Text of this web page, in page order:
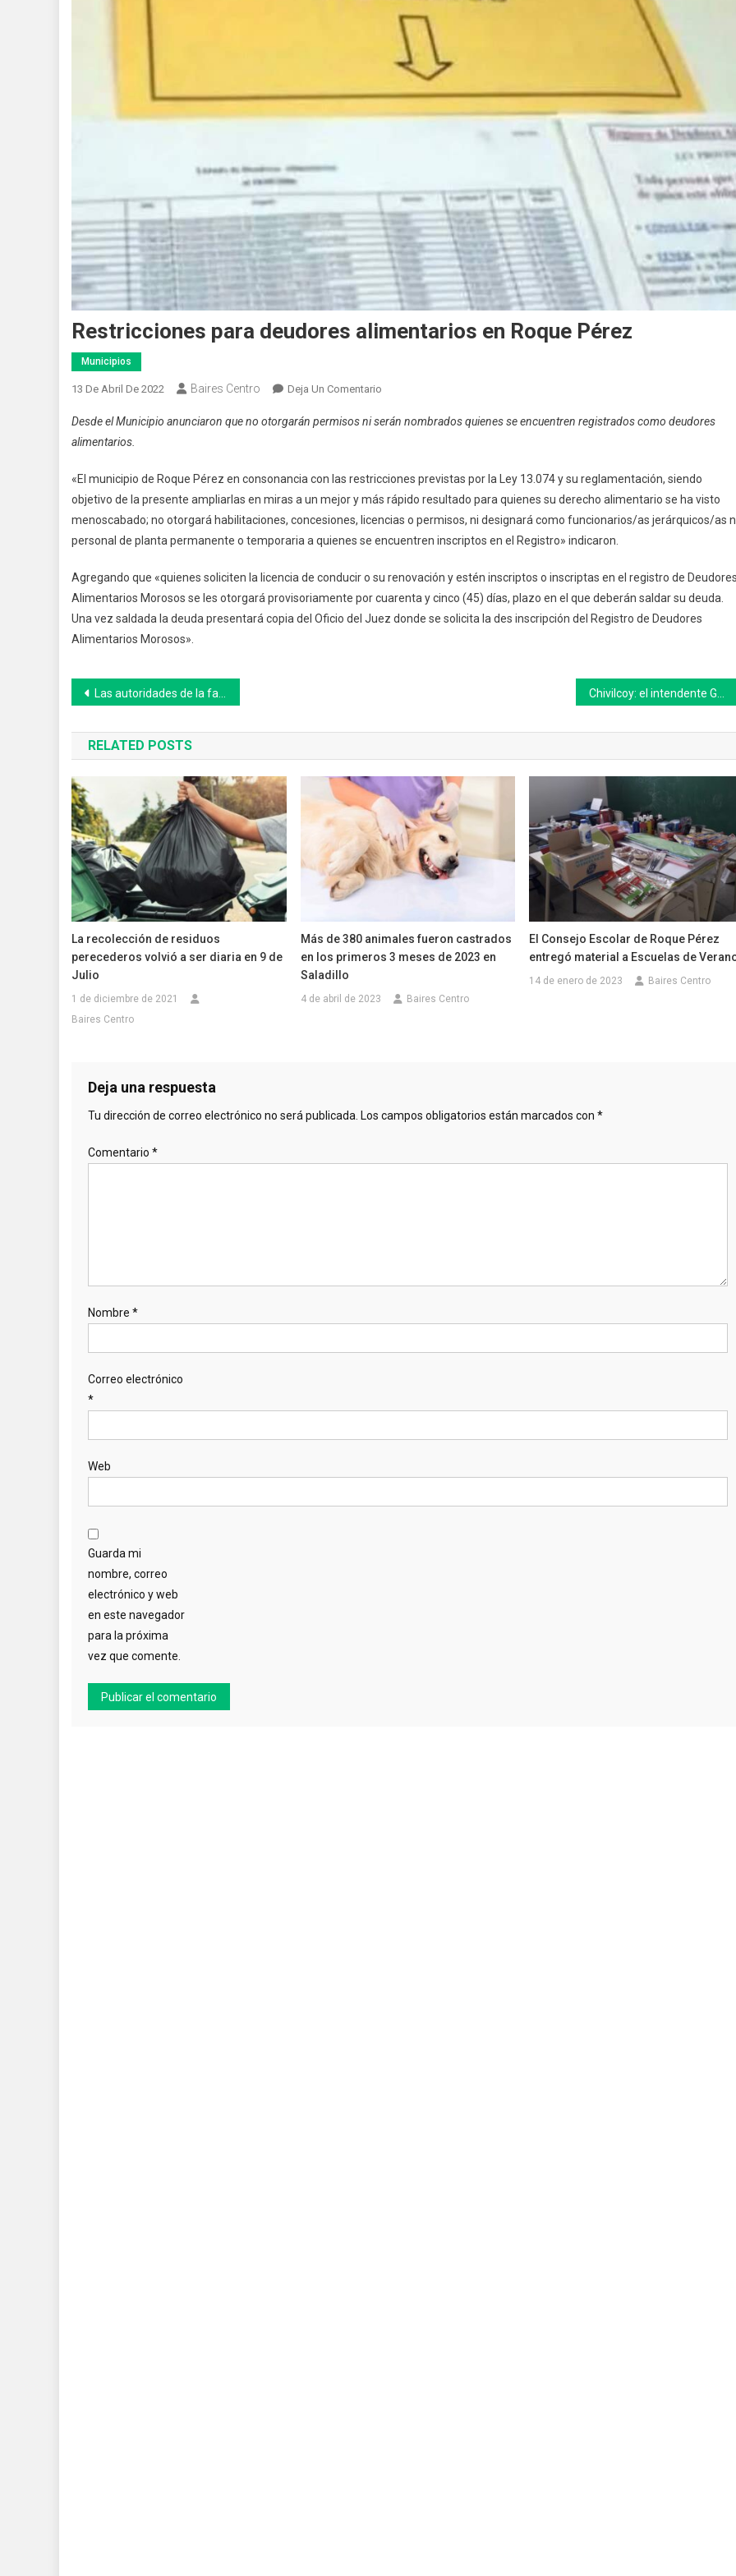
Restricciones para deudores alimentarios en Roque Pérez
Municipios
13 De Abril De 2022 Baires Centro Deja Un Comentario
Para
En
Roque
Pérez
Desde el Municipio anunciaron que no otorgarán permisos ni serán nombrados quienes se encuentren registrados como deudores
alimentarios.
«El municipio de Roque Pérez en consonancia con las restricciones previstas por la Ley 13.074 y su reglamentación, siendo
objetivo de la presente ampliarlas en miras a un mejor y más rápido resultado para quienes su derecho alimentario se ha visto
menoscabado; no otorgará habilitaciones, concesiones, licencias o permisos, ni designará como funcionarios/as jerárquicos/as
personal de planta permanente o temporaria a quienes se encuentren inscriptos en el Registro» indicaron.
Agregando que «quienes soliciten la licencia de conducir o su renovación y estén inscriptos o inscriptas en el registro de
Alimentarios Morosos se les otorgará provisoriamente por cuarenta y cinco (45) días, plazo en el que deberán saldar su deuda.
Una vez saldada la deuda presentará copia del Oficio del Juez donde se solicita la des inscripción del Registro de Deudores
Alimentarios Morosos».
Navegación
de
entradas
Las autoridades de la facultad de Filosofía y Letras de la UBA suspendieron las clases después de un conflicto entre tres grupos estudiantiles de izquierda en la sede Puan
RELATED POSTS
La recolección de residuos
perecederos volvió a ser diaria en 9 de
Julio
1 de diciembre de 2021
Baires Centro
Más de 380 animales fueron castrados
en los primeros 3 meses de 2023 en
Saladillo
4 de abril de 2023 Baires Centro
El Consejo Escolar de Roque Pérez
entregó material a Escuelas de
14 de enero de 2023 Baires Centro
Deja una respuesta
Tu dirección de correo electrónico no será publicada. Los campos obligatorios están marcados con *
Comentario *
Nombre *
Correo electrónico
*
Web
Guarda mi
nombre, correo
electrónico y web
en este navegador
para la próxima
vez que comente.